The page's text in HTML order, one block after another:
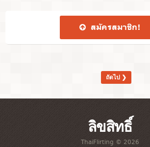
สมัคร​สมาชิก​!
ถัดไป ❯
ลิขสิทธิ์
ThaiFlirting © 2026